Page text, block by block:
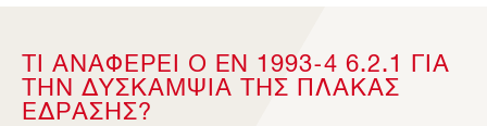
ΤΙ ΑΝΑΦΈΡΕΙ Ο EN 1993-4 6.2.1 ΓΙΑ
ΤΗΝ ΔΥΣΚΑΜΨΊΑ ΤΗΣ ΠΛΆΚΑΣ
ΈΔΡΑΣΗΣ?